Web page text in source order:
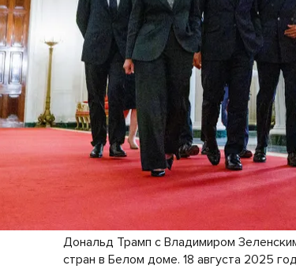
Дональд Трамп с Владимиром
стран в Белом доме. 18 августа 2025